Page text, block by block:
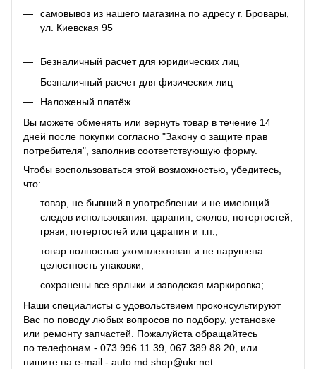
самовывоз из нашего магазина по адресу г. Бровары,
ул. Киевская 95
Безналичный расчет для юридических лиц
Безналичный расчет для физических лиц
Наложеный платёж
Вы можете обменять или вернуть товар в течение 14
дней после покупки согласно "Закону о защите прав
потребителя", заполнив соответствующую форму.
Чтобы воспользоваться этой возможностью, убедитесь,
что:
товар, не бывший в употреблении и не имеющий
следов использования: царапин, сколов, потертостей,
грязи, потертостей или царапин и т.п.;
товар полностью укомплектован и не нарушена
целостность упаковки;
сохранены все ярлыки и заводская маркировка;
Наши специалисты с удовольствием проконсультируют
Вас по поводу любых вопросов по подбору, установке
или ремонту запчастей. Пожалуйста обращайтесь
по телефонам - 073 996 11 39, 067 389 88 20, или
пишите на e-mail - auto.md.shop@ukr.net